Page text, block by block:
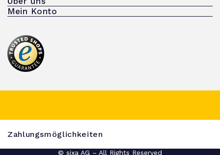
Mein Konto
Zahlungsmöglichkeiten
© sixa AG – All Rights Reserved